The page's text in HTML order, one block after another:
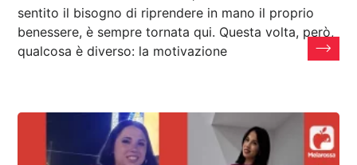
sentito il bisogno di riprendere in mano il proprio
benessere, è sempre tornata qui. Questa volta, però,
qualcosa è diverso: la motivazione